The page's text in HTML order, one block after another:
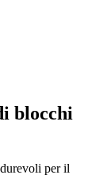
blocchi
per il